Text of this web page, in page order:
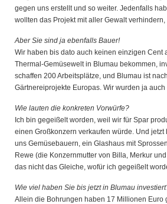
gegen uns erstellt und so weiter. Jedenfalls
wollten das Projekt mit aller Gewalt
Aber Sie sind ja ebenfalls Bauer!
Wir haben bis dato auch keinen einzigen Cent
Thermal-Gemüsewelt in Blumau bekommen,
schaffen 200 Arbeitsplätze, und Blumau ist
Gärtnereiprojekte Europas. Wir wurden ja
Wie lauten die konkreten Vorwürfe?
Ich bin gegeißelt worden, weil wir für Spar
einen Großkonzern verkaufen würde. Und
uns Gemüsebauern, ein Glashaus mit
Rewe (die Konzernmutter von Billa, Merkur
das nicht das Gleiche, wofür ich gegeißelt
Wie viel haben Sie bis jetzt in Blumau
Allein die Bohrungen haben 17 Millionen Euro